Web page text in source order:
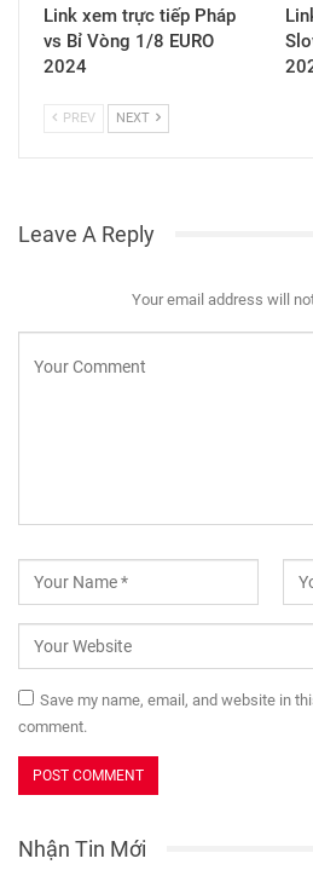
Link xem trực tiếp Pháp
vs Bỉ Vòng 1/8 EURO
2024
PREV NEXT
Leave A Reply
Your email address will
Save my name, email, and website in
comment.
Nhận Tin Mới